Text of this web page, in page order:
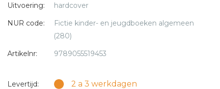
het verhaal toe.
Het is de bedoeling dat de serie uit twaalf deeltjes gaat
Uitvoering:
hardcover
NUR code:
Fictie kinder- en jeugdboeken algemeen
(280)
Artikelnr:
9789055519453
Levertijd: 2 a 3 werkdagen